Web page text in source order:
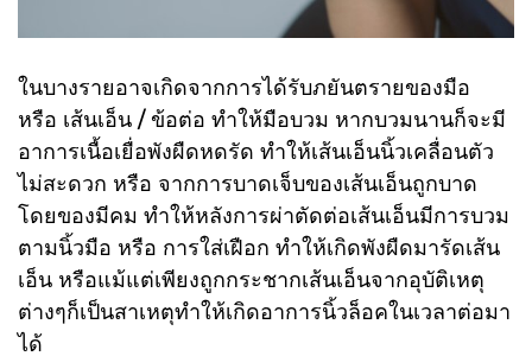
ในบางรายอาจเกิดจากการได้รับภยันตรายของมือ
หรือ เส้นเอ็น / ข้อต่อ ทำให้มือบวม หากบวมนานก็จะมี
อาการเนื้อเยื่อพังผืดหดรัด ทำให้เส้นเอ็นนิ้วเคลื่อนตัว
ไม่สะดวก หรือ จากการบาดเจ็บของเส้นเอ็นถูกบาด
โดยของมีคม ทำให้หลังการผ่าตัดต่อเส้นเอ็นมีการบวม
ตามนิ้วมือ หรือ การใส่เฝือก ทำให้เกิดพังผืดมารัดเส้น
เอ็น หรือแม้แต่เพียงถูกกระชากเส้นเอ็นจากอุบัติเหตุ
ต่างๆก็เป็นสาเหตุทำให้เกิดอาการนิ้วล็อคในเวลาต่อมา
ได้